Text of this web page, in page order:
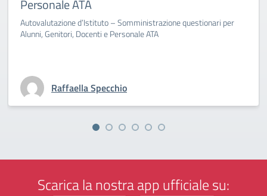
Personale ATA
Autovalutazione d’Istituto – Somministrazione questionari per
Alunni, Genitori, Docenti e Personale ATA
Raffaella Specchio
Scarica la nostra app ufficiale su: